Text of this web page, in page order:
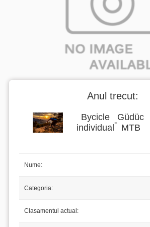
Anul trecut:
Bycicle
individual
-
Güdüc
MTB
Nume:
Categoria:
Clasamentul actual: